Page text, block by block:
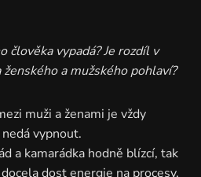
člověka vypadá? Je rozdíl v
a mužského pohlaví?
muži a ženami je vždy
vypnout.
a kamarádka hodně blízcí, tak
dost energie na procesy,